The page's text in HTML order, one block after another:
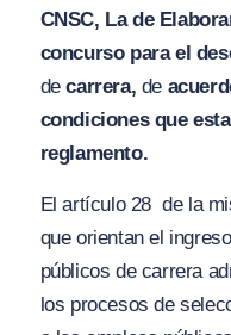
CNSC, La de
concurso parael
decarrera, de
condiciones que
reglamento.
El artículo 28 de la
que orientan el
públicos de carrera
los procesos de